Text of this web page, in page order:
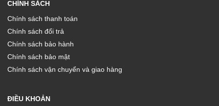
CHÍNH SÁCH
Chính sách thanh toán
Chính sách đổi trả
Chính sách bảo hành
Chính sách bảo mật
Chính sách vận chuyển và giao hàng
ĐIỀU KHOẢN